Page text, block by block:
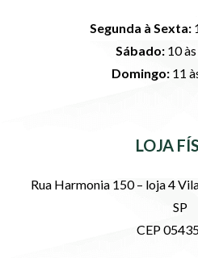
Segunda à Sexta:
Sábado: 10
Domingo:11
LOJA
Rua Harmonia 150 – loja 4
SP
CEP